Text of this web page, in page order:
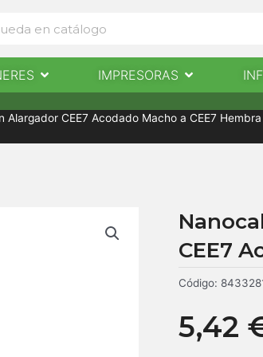
INFORMÁTICA NOTICIAS
Abrir EscaneresIMPRESORAS Abrir
CEE7 Acodado Macho a CEE7 Hembra
CEE7
Código:
5,42